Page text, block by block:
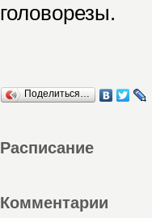
головорезы.
Поделиться…
Расписание
Комментарии